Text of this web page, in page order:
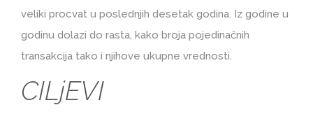
veliki procvat u poslednjih desetak godina. Iz godine u
godinu dolazi do rasta, kako broja pojedinačnih
transakcija tako i njihove ukupne vrednosti.
CILjEVI